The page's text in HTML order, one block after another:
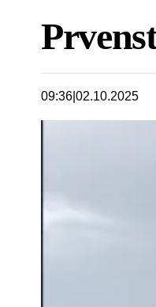
09:36 02.10.2025